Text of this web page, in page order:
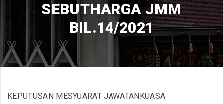
SEBUTHARGA JMM
BIL.14/2021
KEPUTUSAN MESYUARAT JAWATANKUASA